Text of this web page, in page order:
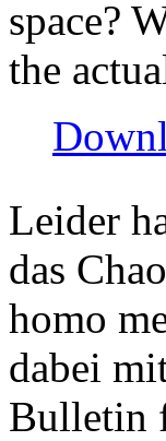
space?
the
Leider
das
homo
dabei
Bulletin